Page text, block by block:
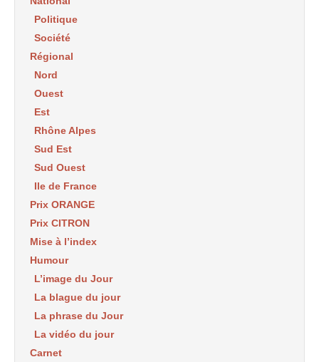
Politique
Société
Régional
Nord
Ouest
Est
Rhône Alpes
Sud Est
Sud Ouest
Ile de France
Prix ORANGE
Prix CITRON
Mise à l’index
Humour
L’image du Jour
La blague du jour
La phrase du Jour
La vidéo du jour
Carnet